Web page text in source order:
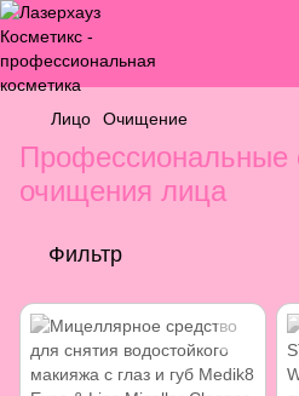
Лицо Очищение
Профессиональные
очищения лица
Фильтр